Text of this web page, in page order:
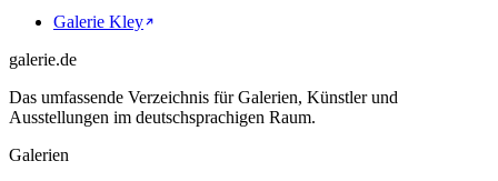
Galerie Kley
galerie.de
Das umfassende Verzeichnis für Galerien, Künstler und
Ausstellungen im deutschsprachigen Raum.
Galerien